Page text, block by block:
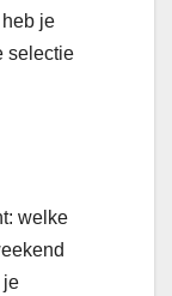
je
selectie
welke
je